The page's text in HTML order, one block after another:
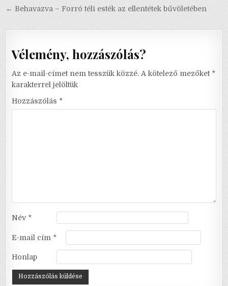
← Behavazva – Forró téli esték az ellentétek bűvöletében
Vélemény, hozzászólás?
Az e-mail-címet nem tesszük közzé. A kötelező mezőket *
karakterrel jelöltük
Hozzászólás *
Név *
E-mail cím *
Honlap